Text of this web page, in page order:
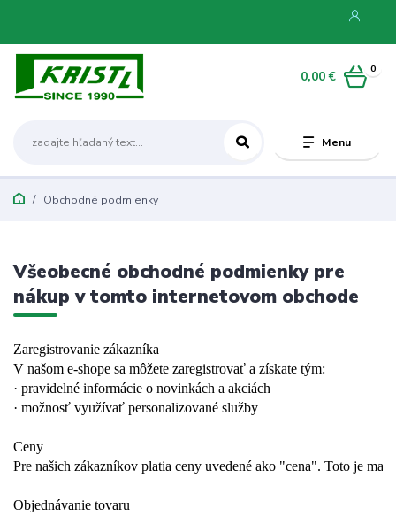
Menu
0
0,00 €
Obchodné podmienky
Všeobecné obchodné podmienky pre
nákup v tomto internetovom obchode
Zaregistrovanie zákazníka
V našom e-shope sa môžete zaregistrovať a získate tým:
· pravidelné informácie o novinkách a akciách
· možnosť využívať personalizované služby
Ceny
Pre našich zákazníkov platia ceny uvedené ako "cena". Toto je
Objednávanie tovaru